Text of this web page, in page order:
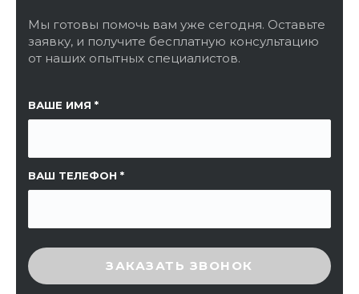
Мы готовы помочь вам уже сегодня. Оставьте
заявку, и получите бесплатную консультацию
от наших опытных специалистов.
ВАШЕ ИМЯ
ВАШ ТЕЛЕФОН
ССЫЛКА НА СТРАНИЦУ
ВВЕДИТЕ ПРОВЕРОЧНЫЙ КОД
ЗАКАЗАТЬ ЗВОНОК